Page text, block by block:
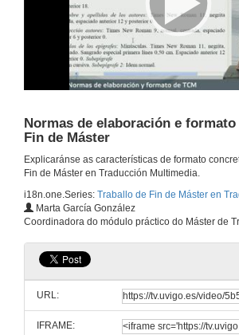
Normas de elaboración e
Fin de Máster
Explicaránse as características de formato
Fin de Máster en Traducción Multimedia.
i18n.one.Series: Traballo de Fin de Máster en
Marta García González
Coordinadora do módulo práctico do Máster de
URL:
IFRAME: